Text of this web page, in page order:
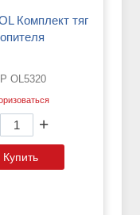
ОL5320
+
Купить